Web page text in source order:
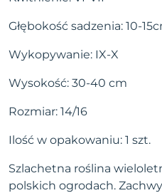
Głębokość sadzenia: 10-
Wykopywanie: IX-X
Wysokość: 30-40 cm
Rozmiar: 14/16
Ilość w opakowaniu: 1 szt.
Szlachetna roślina
polskich ogrodach.